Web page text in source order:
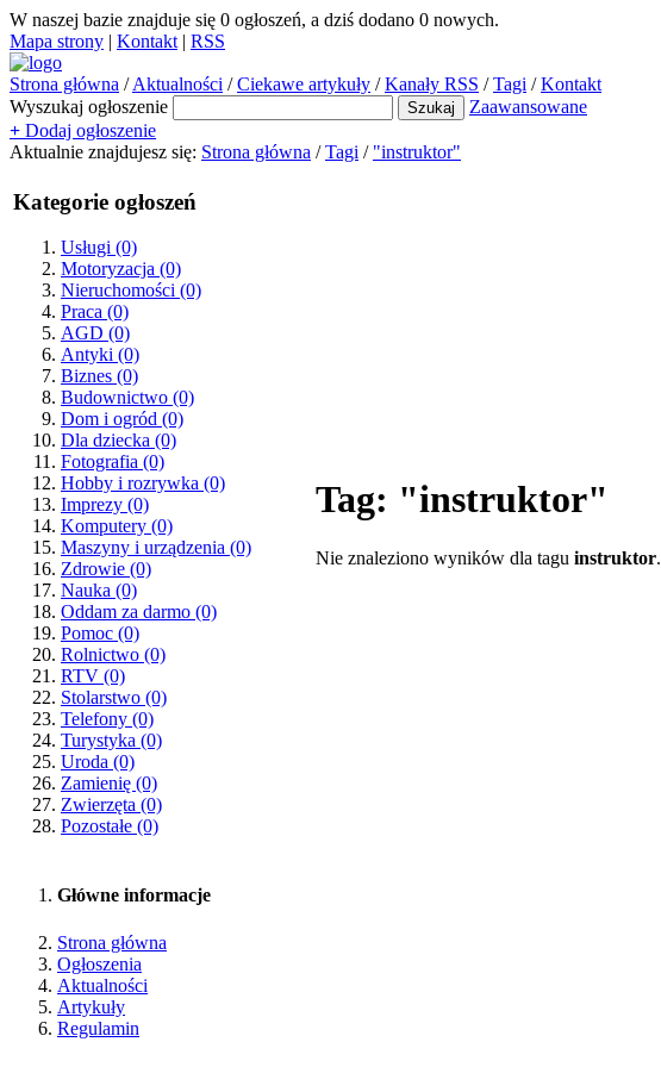
W naszej bazie znajduje się 0 ogłoszeń, a dziś dodano 0 nowych.
Mapa strony | Kontakt | RSS
Strona główna / Aktualności / Ciekawe artykuły / Kanały RSS / Tagi / Kontakt
Wyszukaj ogłoszenie
Zaawansowane
+ Dodaj ogłoszenie
Aktualnie znajdujesz się: Strona główna / Tagi / "instruktor"
Kategorie ogłoszeń
Usługi (0)
Motoryzacja (0)
Nieruchomości (0)
Praca (0)
AGD (0)
Antyki (0)
Biznes (0)
Budownictwo (0)
Dom i ogród (0)
Dla dziecka (0)
Fotografia (0)
Hobby i rozrywka (0)
Imprezy (0)
Komputery (0)
Maszyny i urządzenia (0)
Zdrowie (0)
Nauka (0)
Oddam za darmo (0)
Pomoc (0)
Rolnictwo (0)
RTV (0)
Stolarstwo (0)
Telefony (0)
Turystyka (0)
Uroda (0)
Zamienię (0)
Zwierzęta (0)
Pozostałe (0)
Tag: "instruktor"
Nie znaleziono wyników dla tagu instruktor.
Główne informacje
Strona główna
Ogłoszenia
Aktualności
Artykuły
Regulamin